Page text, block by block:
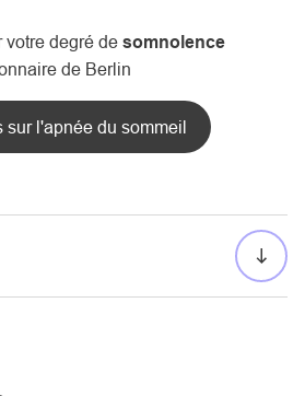
votre degré de somnolence
de Berlin
sur l'apnée du sommeil